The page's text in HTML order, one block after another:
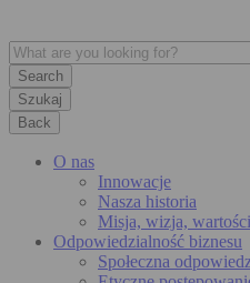
Szukaj
Back
O nas
Innowacje
Nasza historia
Misja, wizja, wartości
Odpowiedzialność biznesu
Społeczna